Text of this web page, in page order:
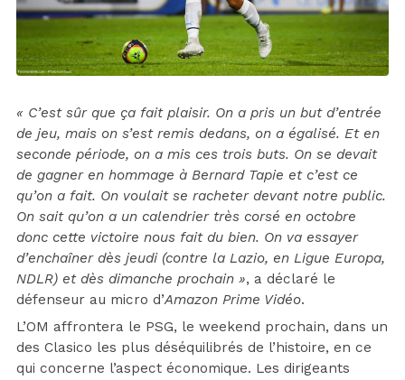
« C’est sûr que ça fait plaisir. On a pris un but d’entrée
de jeu, mais on s’est remis dedans, on a égalisé. Et en
seconde période, on a mis ces trois buts. On se devait
de gagner en hommage à Bernard Tapie et c’est ce
qu’on a fait. On voulait se racheter devant notre public.
On sait qu’on a un calendrier très corsé en octobre
donc cette victoire nous fait du bien. On va essayer
d’enchaîner dès jeudi (contre la Lazio, en Ligue Europa,
NDLR) et dès dimanche prochain », a déclaré le
défenseur au micro d’Amazon Prime Vidéo.
L’OM affrontera le PSG, le weekend prochain, dans un
des Clasico les plus déséquilibrés de l’histoire, en ce
qui concerne l’aspect économique. Les dirigeants